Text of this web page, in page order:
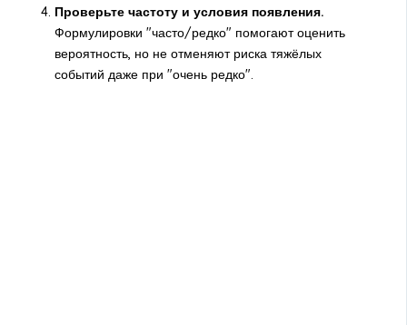
Проверьте частоту и условия появления.
Формулировки "часто/редко" помогают оценить
вероятность, но не отменяют риска тяжёлых
событий даже при "очень редко".